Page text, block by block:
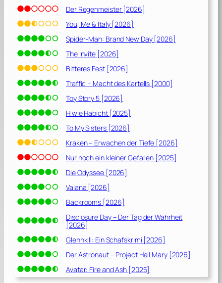
Der Regenmeister [2026]
You, Me & Italy [2026]
Spider-Man: Brand New Day [2026]
The Invite [2026]
Bitteres Fest [2026]
Traffic – Macht des Kartells [2000]
Toy Story 5 [2026]
H wie Habicht [2025]
To My Sisters [2026]
Kraken – Erwachen der Tiefe [2026]
Nur noch ein kleiner Gefallen [2025]
Die Odyssee [2026]
Vaiana [2026]
Backrooms [2026]
Disclosure Day – Der Tag der Wahrheit
[2026]
Glennkill: Ein Schafskrimi [2026]
Der Astronaut – Project Hail Mary [2026]
Avatar: Fire and Ash [2025]